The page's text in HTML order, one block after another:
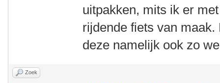
uitpakken, mits ik er
rijdende fiets van
deze namelijk ook zo
Zoek